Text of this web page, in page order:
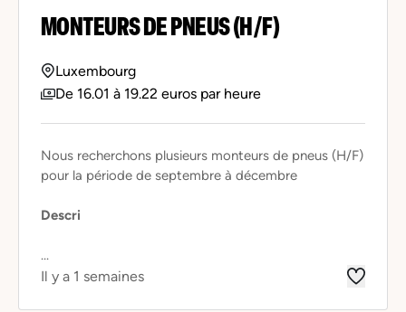
MONTEURS DE PNEUS (H/F)
Luxembourg
De 16.01 à 19.22 euros par heure
Nous recherchons plusieurs monteurs de pneus (H/F)
pour la période de septembre à décembre
Descri
...
Il y a 1 semaines